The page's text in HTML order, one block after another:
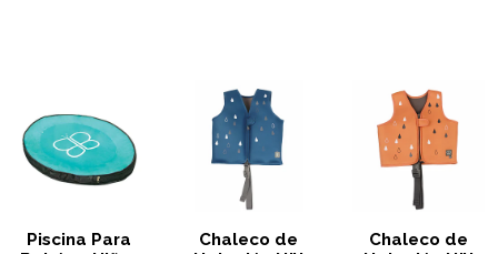
Piscina Para
Chaleco de
Chaleco de